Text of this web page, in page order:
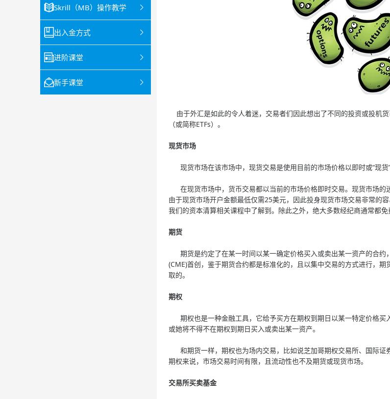
Skrill（MB）操作教学
出入金方式
进阶课堂
新手课堂
由于外汇是如此的令人着迷，交易者们因此想出了不同的投资或投机
（或简称ETFs）。
现货市场
现货市场在该市场中，现货交易是使用目前的市场价格以即时或“现货”
在现货市场中，货币交易都以当前的市场价格即时交易。现货市场的
由于现货市场开户金额最低仅需25美元，因此投身现货市场交易非常的
我们的资本清算相关课程中了解到。除此之外，绝大多数经纪商通常都免
期货
期货是约定了在某一时间以某一确定价格买入或卖出某一资产的合约
(CME)首创，鉴于期货合约都是标准化的，且以集中交易的方式进行，
取的。
期权
期权也是一种金融工具，它给予买方在期权到期日以某一特定价格买
或她将不得不在期权到期日买入或卖出某一资产。
和期货一样，期权也为场内交易，比如说芝加哥期权交易所、国际证
期权来说，市场交易时间有限，且流动性也不及期货或现货市场。
交易所买卖基金